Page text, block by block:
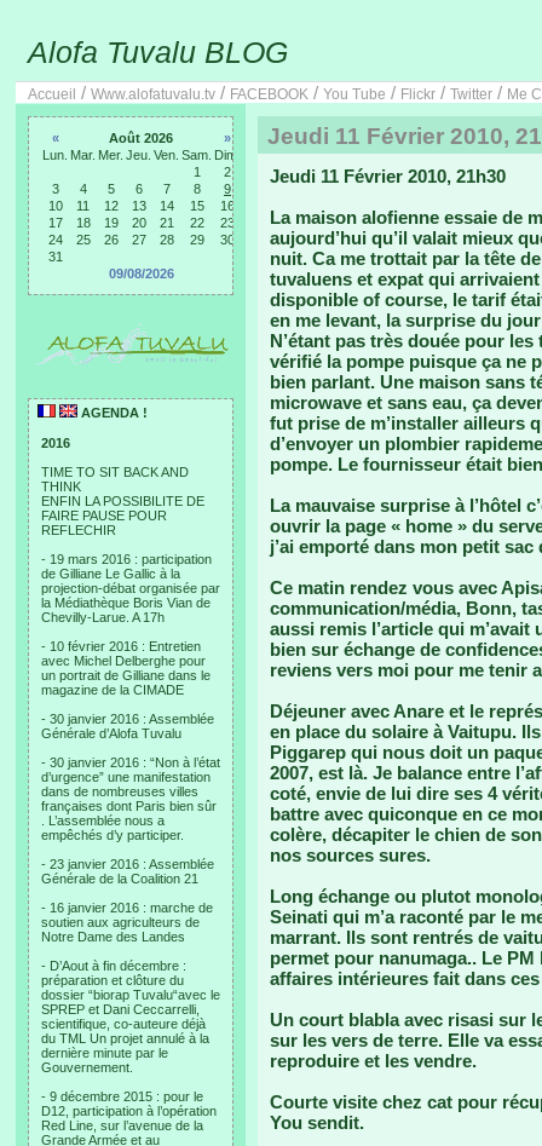
Alofa Tuvalu BLOG
Accueil / Www.alofatuvalu.tv / FACEBOOK / You Tube / Flickr / Twitter / Me
« Août 2026
»
Lun. Mar. Mer. Jeu. Ven. Sam. Dim.
1
2
3
4 5 6 7 8
9
10
11 12 13 14 15
16
17
18 19 20 21 22
23
24
25 26 27 28 29
30
31
09/08/2026
AGENDA !
2016
TIME TO SIT BACK AND
THINK
ENFIN LA POSSIBILITE DE
FAIRE PAUSE POUR
REFLECHIR
- 19 mars 2016 : participation
de Gilliane Le Gallic à la
projection-débat organisée par
la Médiathèque Boris Vian de
Chevilly-Larue. A 17h
- 10 février 2016 : Entretien
avec Michel Delberghe pour
un portrait de Gilliane dans le
magazine de la CIMADE
- 30 janvier 2016 : Assemblée
Générale d’Alofa Tuvalu
- 30 janvier 2016 : “Non à l’état
d’urgence” une manifestation
dans de nombreuses villes
françaises dont Paris bien sûr
. L’assemblée nous a
empêchés d’y participer.
- 23 janvier 2016 : Assemblée
Générale de la Coalition 21
- 16 janvier 2016 : marche de
soutien aux agriculteurs de
Notre Dame des Landes
- D’Aout à fin décembre :
préparation et clôture du
dossier “biorap Tuvalu“avec le
SPREP et Dani Ceccarrelli,
scientifique, co-auteure déjà
du TML Un projet annulé à la
dernière minute par le
Gouvernement.
- 9 décembre 2015 : pour le
D12, participation à l’opération
Red Line, sur l’avenue de la
Grande Armée et au
Jeudi 11 Février 2010,
Jeudi 11 Février 2010, 21h30
La maison alofienne essaie de
aujourd’hui qu’il valait mieux
nuit. Ca me trottait par la tête
tuvaluens et expat qui
disponible of course, le tarif
en me levant, la surprise du
N’étant pas très douée pour
vérifié la pompe puisque ça ne
bien parlant. Une maison sans
microwave et sans eau, ça
fut prise de m’installer ailleurs
d’envoyer un plombier
pompe. Le fournisseur était
La mauvaise surprise à l’hôtel
ouvrir la page « home » du
j’ai emporté dans mon petit sac
Ce matin rendez vous avec
communication/média, Bonn,
aussi remis l’article qui
bien sur échange de
reviens vers moi pour me tenir
Déjeuner avec Anare et le
en place du solaire à Vaitupu.
Piggarep qui nous doit un
2007, est là. Je balance entre
coté, envie de lui dire ses 4
battre avec quiconque en ce
colère, décapiter le chien de
nos sources sures.
Long échange ou plutot
Seinati qui m’a raconté par le
marrant. Ils sont rentrés de
permet pour nanumaga.. Le
affaires intérieures fait dans
Un court blabla avec risasi sur
sur les vers de terre. Elle va
reproduire et les vendre.
Courte visite chez cat pour
You sendit.